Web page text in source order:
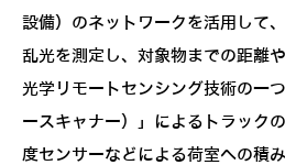
設備）のネットワークを活用して
乱光を測定し、対象物までの距離
光学リモートセンシング技術の一
ースキャナー）」によるトラック
度センサーなどによる荷室への積